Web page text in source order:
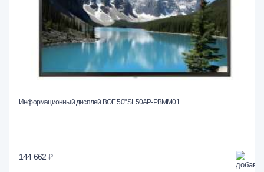
Информационный дисплей BOE 50" SL50AP-PBMM01
144 662 ₽